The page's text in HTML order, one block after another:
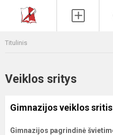
Titulinis
Veiklos sritys
Gimnazijos veiklos
Gimnazijos pagrindinė